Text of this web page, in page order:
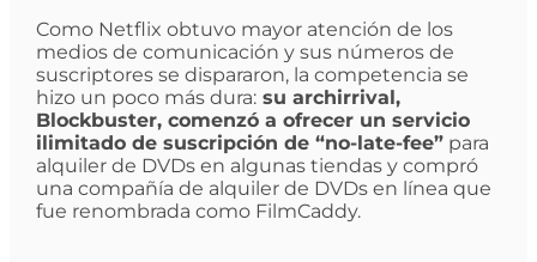
Como Netflix obtuvo mayor atención de los
medios de comunicación y sus números de
suscriptores se dispararon, la competencia se
hizo un poco más dura:su archirrival,
Blockbuster, comenzó a ofrecer un servicio
ilimitado de suscripción de “no-late-fee”para
alquiler de DVDs en algunas tiendas y compró
una compañía de alquiler de DVDs en línea que
fue renombrada como FilmCaddy.